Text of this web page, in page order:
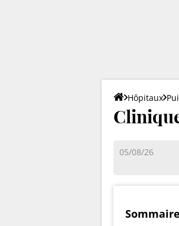
Hôpitaux
05/08/26
Sommaire